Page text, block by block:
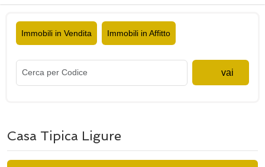
Immobili in Vendita Immobili in Affitto
vai
Casa Tipica Ligure